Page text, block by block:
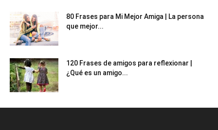
80 Frases para Mi Mejor Amiga | La persona
que mejor...
120 Frases de amigos para reflexionar |
¿Qué es un amigo...